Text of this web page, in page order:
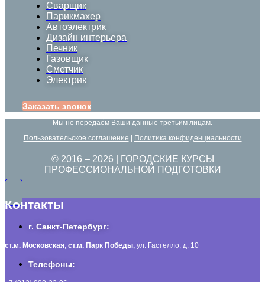
Сварщик
Парикмахер
Автоэлектрик
Дизайн интерьера
Печник
Газовщик
Сметчик
Электрик
Заказать звонок
Мы не передаём Ваши данные третьим лицам.
Пользовательское соглашение
Политика конфиденциальности
© 2016 – 2026 | ГОРОДСКИЕ КУРСЫ
ПРОФЕССИОНАЛЬНОЙ ПОДГОТОВКИ
Контакты
г. Санкт-Петербург:
ст.м. Московская, ст.м. Парк Победы, ул. Гастелло, д. 10
Телефоны: